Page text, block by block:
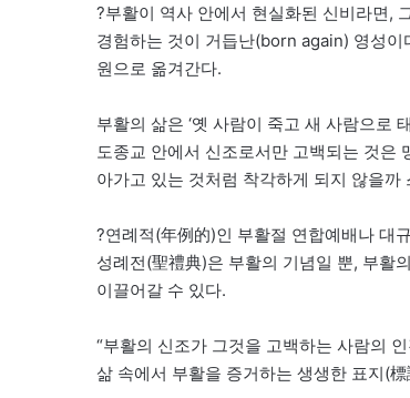
?부활이 역사 안에서 현실화된 신비라면,
경험하는 것이 거듭난(born again) 영성
원으로 옮겨간다.
부활의 삶은 ‘옛 사람이 죽고 새 사람으로
도종교 안에서 신조로서만 고백되는 것은
아가고 있는 것처럼 착각하게 되지 않을까
?연례적(年例的)인 부활절 연합예배나 대
성례전(聖禮典)은 부활의 기념일 뿐, 부활
이끌어갈 수 있다.
“부활의 신조가 그것을 고백하는 사람의
삶 속에서 부활을 증거하는 생생한 표지(